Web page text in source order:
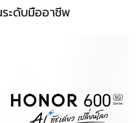
ะดับมืออาชีพ